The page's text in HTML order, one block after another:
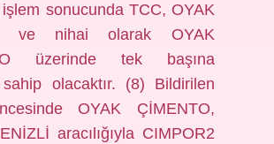
sonucunda TCC, OYAK
ve nihai olarak OYAK
üzerinde tek başına
olacaktır. (8) Bildirilen
OYAK ÇİMENTO,
aracılığıyla CIMPOR2